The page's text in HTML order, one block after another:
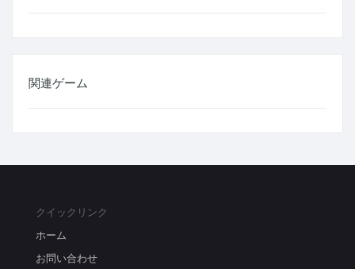
関連ゲーム
クイックリンク
ホーム
お問い合わせ